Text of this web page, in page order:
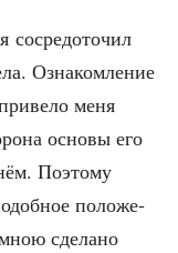
сосре­до­то­чил
Озна­ком­ле­ние
меня
осно­вы его
Поэто­му
поло­же­
сде­ла­но